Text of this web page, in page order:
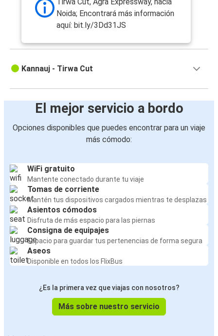
Noida; Encontrará más información
aquí: bit.ly/3Dd31JS
Kannauj - Tirwa Cut
El mejor servicio a bordo
Opciones disponibles que puedes encontrar para un viaje
más cómodo:
WiFi gratuito
Mantente conectado durante tu viaje
Tomas de corriente
Mantén tus dispositivos cargados mientras te desplazas
Asientos cómodos
Disfruta de más espacio para las piernas
Consigna de equipajes
Espacio para guardar tus pertenencias de forma segura
Aseos
Disponible en todos los FlixBus
¿Es la primera vez que viajas con nosotros?
Más sobre nuestro servicio